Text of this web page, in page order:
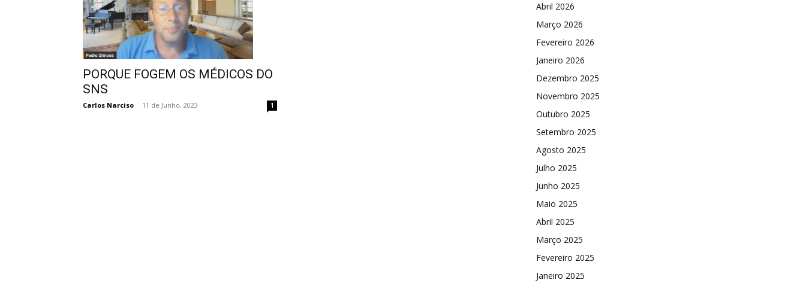
PORQUE FOGEM OS MÉDICOS DO
SNS
Carlos Narciso - 11 de Junho, 2023 1
Abril 2026
Março 2026
Fevereiro 2026
Janeiro 2026
Dezembro 2025
Novembro 2025
Outubro 2025
Setembro 2025
Agosto 2025
Julho 2025
Junho 2025
Maio 2025
Abril 2025
Março 2025
Fevereiro 2025
Janeiro 2025